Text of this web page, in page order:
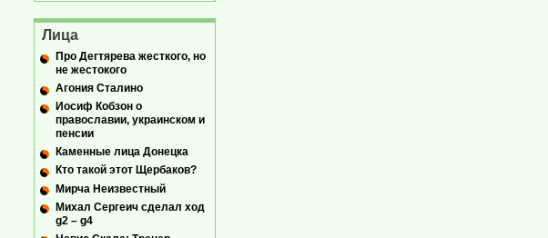
Лица
Про Дегтярева жесткого, но
не жестокого
Агония Сталино
Иосиф Кобзон о
православии, украинском и
пенсии
Каменные лица Донецка
Кто такой этот Щербаков?
Мирча Неизвестный
Михал Сергеич сделал ход
g2 – g4